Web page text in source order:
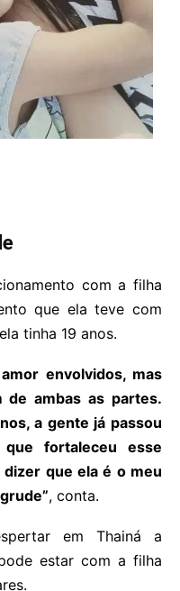
com a filha
que ela teve com
tinha 19 anos.
envolvidos, mas
ambas as partes.
a gente já passou
fortaleceu esse
que ela é o meu
, conta.
em Thainá a
estar com a filha